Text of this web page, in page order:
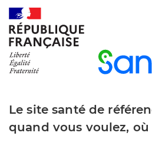
Le site santé de
quand vous voulez,